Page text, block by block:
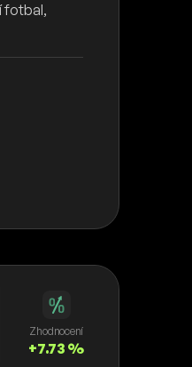
fotbal,
Zhodnocení
+7.73 %